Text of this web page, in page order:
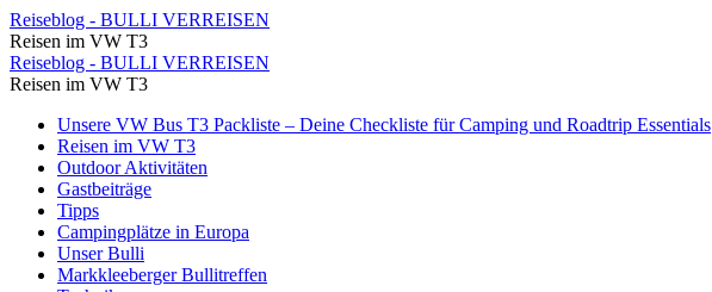
Pferde
auf
dem
Parkplatz
kurz
nach
Andorra
Reiseblog
Reiseblog - BULLI VERREISEN
Reisen im VW T3
Pferde
auf
dem
Parkplatz
kurz
nach
Andorra
Reiseblog - BULLI VERREISEN
Reisen im VW T3
Skip
content
Unsere VW Bus T3 Packliste – Deine Checkliste für Camping und Roadtrip Essentials
Reisen im VW T3
Outdoor Aktivitäten
Gastbeiträge
Tipps
Campingplätze in Europa
Unser Bulli
Markkleeberger Bullitreffen